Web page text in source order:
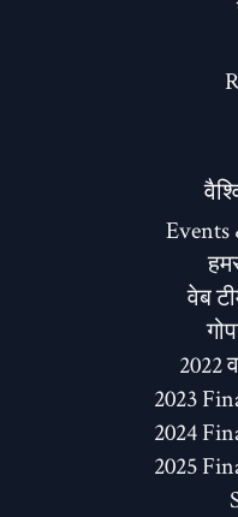
वेब
2022
2023
2024
2025